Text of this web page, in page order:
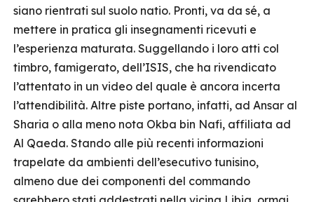
siano rientrati sul suolo natio. Pronti, va da sé, a
mettere in pratica gli insegnamenti ricevuti e
l’esperienza maturata. Suggellando i loro atti col
timbro, famigerato, dell’ISIS, che ha rivendicato
l’attentato in un video del quale è ancora incerta
l’attendibilità. Altre piste portano, infatti, ad Ansar al
Sharia o alla meno nota Okba bin Nafi, affiliata ad
Al Qaeda. Stando alle più recenti informazioni
trapelate da ambienti dell’esecutivo tunisino,
almeno due dei componenti del commando